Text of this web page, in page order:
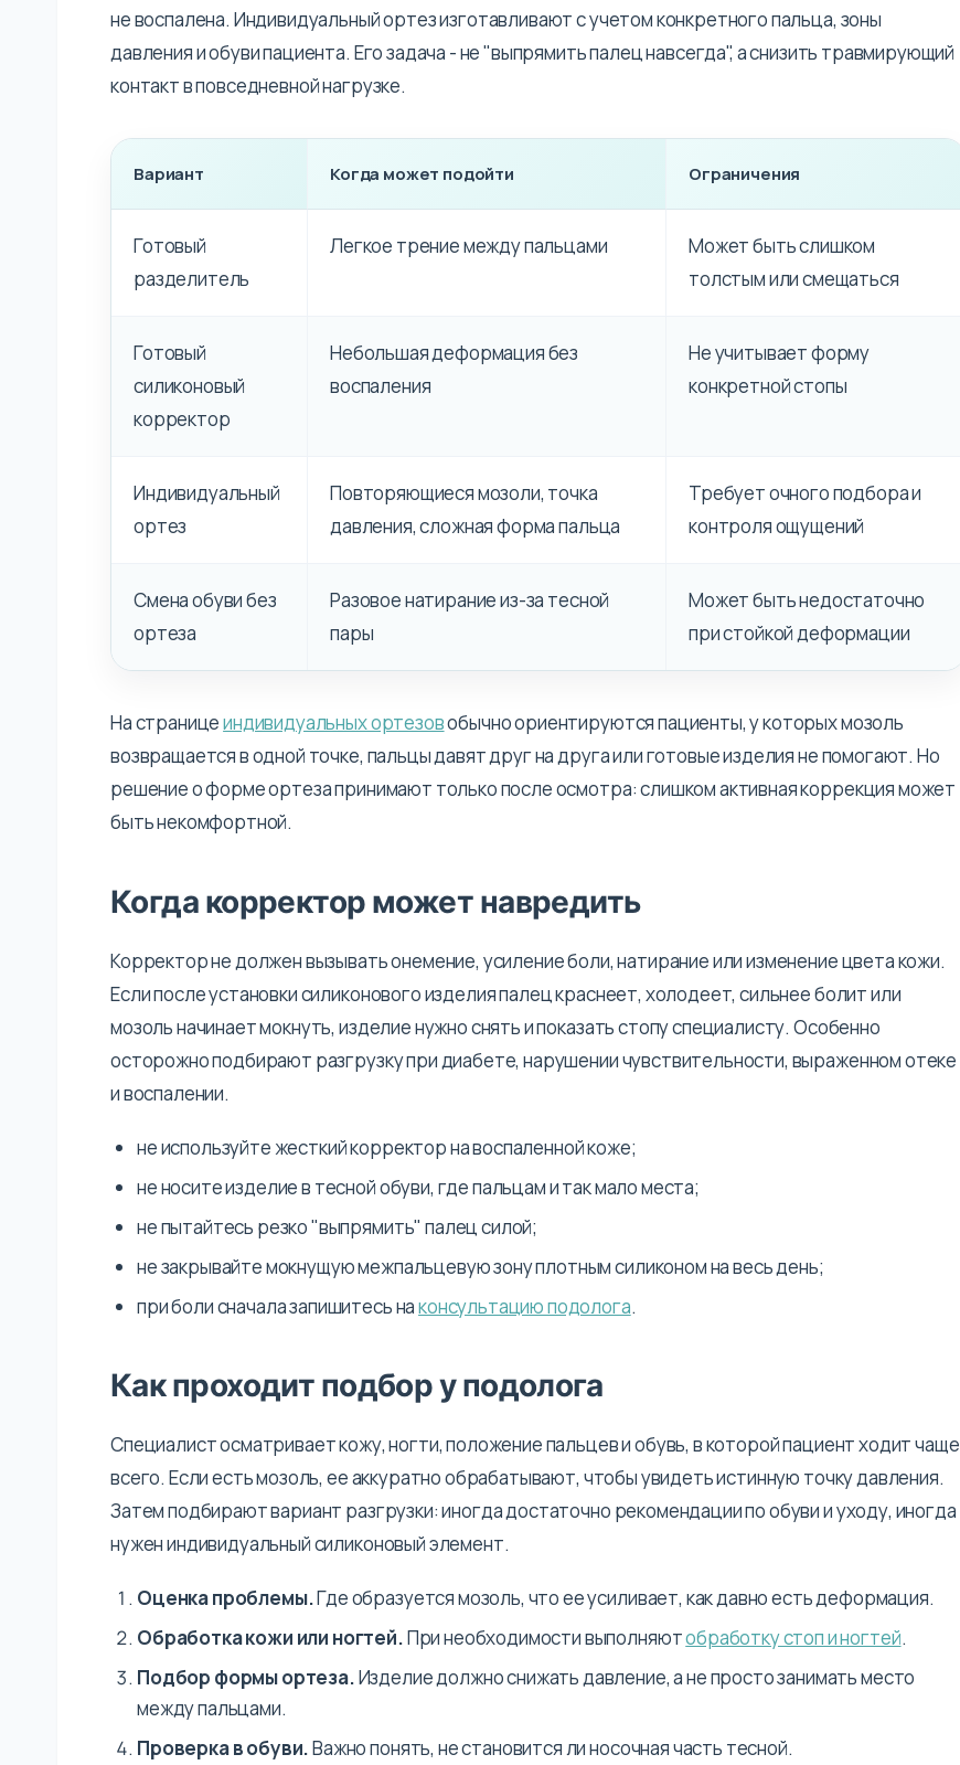
не воспалена. Индивидуальный ортез изготавливают с учетом конкретного пальца, зоны
давления и обуви пациента. Его задача - не "выпрямить палец навсегда", а снизить травмирующий
контакт в повседневной нагрузке.
Вариант Когда может подойти Ограничения
Готовый
разделитель
Легкое трение между пальцами
Может быть слишком
толстым или смещаться
Готовый
силиконовый
корректор
Небольшая деформация без
воспаления
Не учитывает форму
конкретной стопы
Индивидуальный
ортез
Повторяющиеся мозоли, точка
давления, сложная форма пальца
Требует очного подбора и
контроля ощущений
Смена обуви без
ортеза
Разовое натирание из-за тесной
пары
Может быть недостаточно
при стойкой деформации
На страницеиндивидуальных ортезовобычно ориентируются пациенты, у которых мозоль
возвращается в одной точке, пальцы давят друг на друга или готовые изделия не помогают. Но
решение о форме ортеза принимают только после осмотра: слишком активная коррекция может
быть некомфортной.
Когда корректор может навредить
Корректор не должен вызывать онемение, усиление боли, натирание или изменение цвета кожи.
Если после установки силиконового изделия палец краснеет, холодеет, сильнее болит или
мозоль начинает мокнуть, изделие нужно снять и показать стопу специалисту. Особенно
осторожно подбирают разгрузку при диабете, нарушении чувствительности, выраженном отеке
и воспалении.
не используйте жесткий корректор на воспаленной коже;
не носите изделие в тесной обуви, где пальцам и так мало места;
не пытайтесь резко "выпрямить" палец силой;
не закрывайте мокнущую межпальцевую зону плотным силиконом на весь день;
при боли сначала запишитесь наконсультацию подолога.
Как проходит подбор у подолога
Специалист осматривает кожу, ногти, положение пальцев и обувь, в которой пациент ходит чаще
всего. Если есть мозоль, ее аккуратно обрабатывают, чтобы увидеть истинную точку давления.
Затем подбирают вариант разгрузки: иногда достаточно рекомендации по обуви и уходу, иногда
нужен индивидуальный силиконовый элемент.
Оценка проблемы.Где образуется мозоль, что ее усиливает, как давно есть деформация.
Обработка кожи или ногтей.При необходимости выполняютобработку стоп и ногтей.
Подбор формы ортеза.Изделие должно снижать давление, а не просто занимать место
между пальцами.
Проверка в обуви.Важно понять, не становится ли носочная часть тесной.